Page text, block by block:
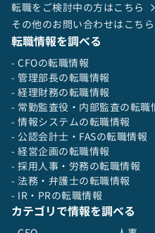
戦略の策定・実行
財務を軸に、複数
リングし、各事業
ョンです。経営戦
あらゆる側面から
の推進役」として
る手応えを得られま
③CFOにとどまら
の活躍機会
弊社では、CFOと
経営上必要な役割
事業成長のフェー
な役割や事業部門
なロールを積極的
転職をご検討中の方はこちら
その他のお問い合わせはこちら
転職情報を調べる
- CFOの転職情報
- 管理部長の転職情報
- 経理財務の転職情報
- 常勤監査役・内部監査の転職
- 情報システムの転職情報
- 公認会計士・FASの転職情報
- 経営企画の転職情報
- 採用人事・労務の転職情報
- 法務・弁護士の転職情報
- IR・PRの転職情報
カテゴリで情報を調べる